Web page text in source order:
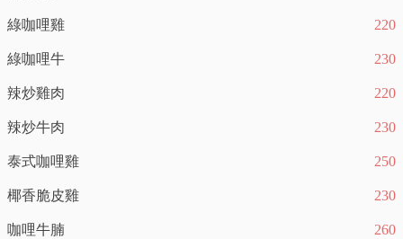
綠咖哩雞 220
綠咖哩牛 230
辣炒雞肉 220
辣炒牛肉 230
泰式咖哩雞 250
椰香脆皮雞 230
咖哩牛腩 260